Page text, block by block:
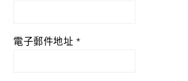
電子郵件地址 *